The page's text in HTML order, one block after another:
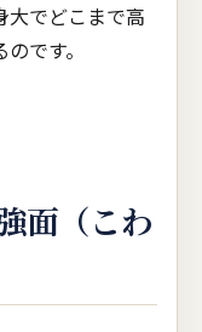
大でどこまで高
です。
面（こわ